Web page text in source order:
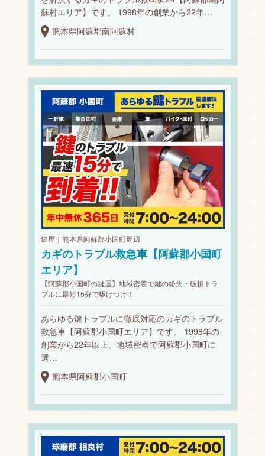
蘇村エリア】です。 1998年の創業から22年…
熊本県阿蘇郡南阿蘇村
鍵屋｜熊本県阿蘇郡小国町周辺
カギのトラブル救急車【阿蘇郡小国町
エリア】
【阿蘇郡小国町の鍵屋】地域密着で鍵の紛失・破損トラ
ブルに最短15分で駆けつけ！
あらゆる鍵トラブルに徹底対応のカギのトラブル
救急車【阿蘇郡小国町エリア】です。 1998年の
創業から22年以上、地域密着で阿蘇郡小国町に
選…
熊本県阿蘇郡小国町